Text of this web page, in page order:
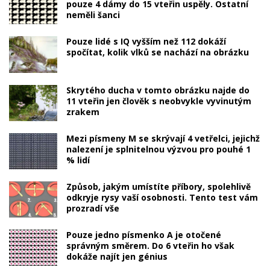
pouze 4 dámy do 15 vteřin uspěly. Ostatní
neměli šanci
Pouze lidé s IQ vyšším než 112 dokáží
spočítat, kolik vlků se nachází na obrázku
Skrytého ducha v tomto obrázku najde do
11 vteřin jen člověk s neobvykle vyvinutým
zrakem
Mezi písmeny M se skrývají 4 vetřelci, jejichž
nalezení je splnitelnou výzvou pro pouhé 1
% lidí
Způsob, jakým umístíte příbory, spolehlivě
odkryje rysy vaší osobnosti. Tento test vám
prozradí vše
Pouze jedno písmenko A je otočené
správným směrem. Do 6 vteřin ho však
dokáže najít jen génius